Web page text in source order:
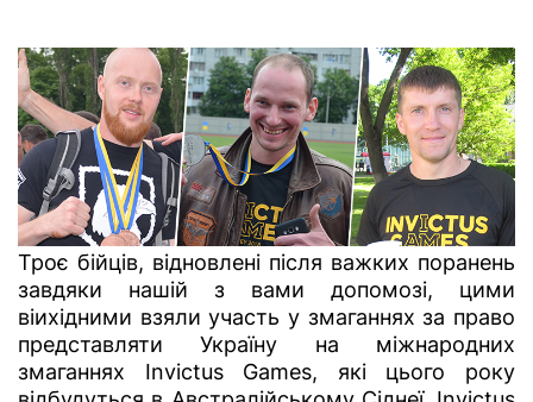
Троє бійців, відновлені після важких поранень
завдяки нашій з вами допомозі, цими
віихідними взяли участь у змаганнях за право
представляти Україну на міжнародних
змаганнях Invictus Games, які цього року